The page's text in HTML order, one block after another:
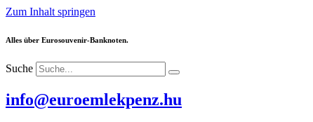
Zum Inhalt springen
Alles über Eurosouvenir-Banknoten.
Suche
info@euroemlekpenz.hu